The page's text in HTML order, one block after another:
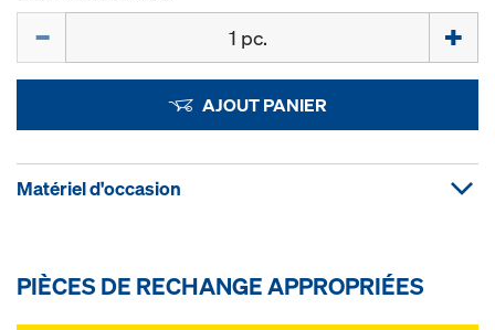
AJOUT PANIER
Matériel d'occasion
PIÈCES DE RECHANGE APPROPRIÉES